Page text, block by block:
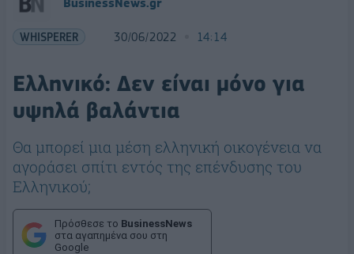
BusinessNews.gr
WHISPERER 30/06/2022 14:14
Ελληνικό: Δεν είναι μόνο για
υψηλά βαλάντια
Θα μπορεί μια μέση ελληνική οικογένεια να
αγοράσει σπίτι εντός της επένδυσης του
Ελληνικού;
Πρόσθεσε το BusinessNews
στα αγαπημένα σου στη
Google